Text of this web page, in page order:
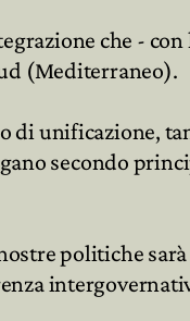
che -
(Mediterraneo).
di unificazione,
secondo
politiche